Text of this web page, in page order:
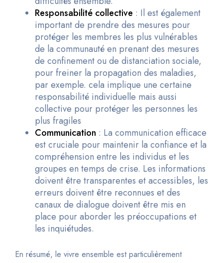
Responsabilité collective : Il est également
important de prendre des mesures pour
protéger les membres les plus vulnérables
de la communauté en prenant des mesures
de confinement ou de distanciation sociale,
pour freiner la propagation des maladies,
par exemple. cela implique une certaine
responsabilité individuelle mais aussi
collective pour protéger les personnes les
plus fragiles
Communication : La communication efficace
est cruciale pour maintenir la confiance et la
compréhension entre les individus et les
groupes en temps de crise. Les informations
doivent être transparentes et accessibles, les
erreurs doivent être reconnues et des
canaux de dialogue doivent être mis en
place pour aborder les préoccupations et
les inquiétudes.
En résumé, le vivre ensemble est particulièrement